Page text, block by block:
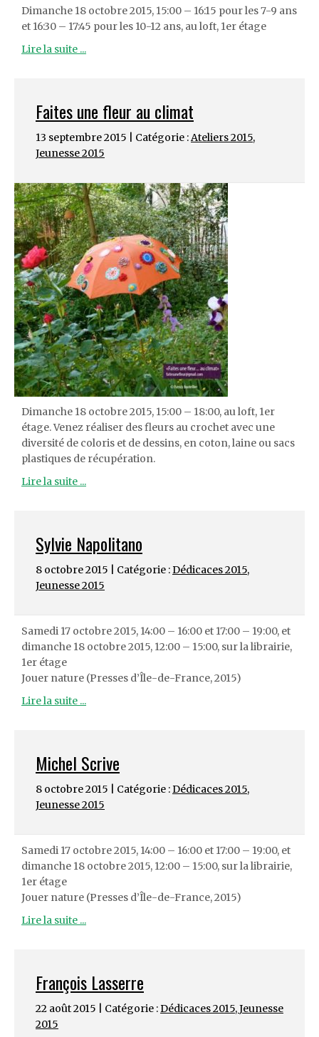
Dimanche 18 octobre 2015, 15:00 – 16:15 pour les 7-9 ans
et 16:30 – 17:45 pour les 10-12 ans, au loft, 1er étage
Lire la suite ...
Faites une fleur au climat
13 septembre 2015 | Catégorie :Ateliers 2015,
Jeunesse 2015
Dimanche 18 octobre 2015, 15:00 – 18:00, au loft, 1er
étage. Venez réaliser des fleurs au crochet avec une
diversité de coloris et de dessins, en coton, laine ou sacs
plastiques de récupération.
Lire la suite ...
Sylvie Napolitano
8 octobre 2015 | Catégorie :Dédicaces 2015,
Jeunesse 2015
Samedi 17 octobre 2015, 14:00 – 16:00 et 17:00 – 19:00, et
dimanche 18 octobre 2015, 12:00 – 15:00, sur la librairie,
1er étage
Jouer nature (Presses d’Île-de-France, 2015)
Lire la suite ...
Michel Scrive
8 octobre 2015 | Catégorie :Dédicaces 2015,
Jeunesse 2015
Samedi 17 octobre 2015, 14:00 – 16:00 et 17:00 – 19:00, et
dimanche 18 octobre 2015, 12:00 – 15:00, sur la librairie,
1er étage
Jouer nature (Presses d’Île-de-France, 2015)
Lire la suite ...
François Lasserre
22 août 2015 | Catégorie :Dédicaces 2015,Jeunesse
2015